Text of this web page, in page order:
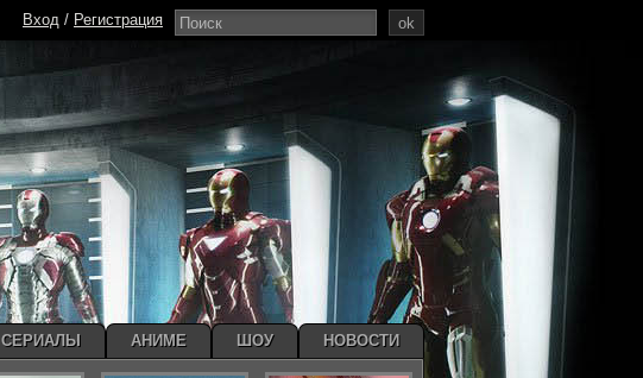
ok
Вход / Регистрация
СЕРИАЛЫ АНИМЕ ШОУ НОВОСТИ